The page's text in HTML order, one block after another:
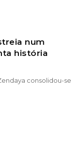
num
história
consolidou-se